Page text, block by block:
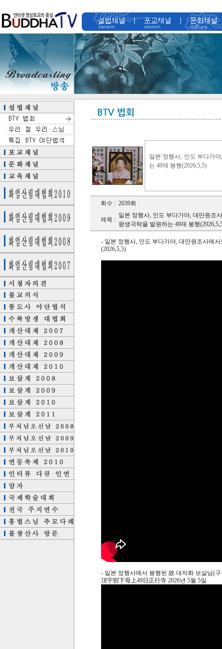
일본 정행사, 인도 부다가
는 49재 봉행(2026,5,5)
회수 : 2039회
제목 :
일본 정행사, 인도 부다가야, 대만원조
왕생극락을 발원하는 49재 봉행
- 일본 정행사, 인도 부다가야, 대만원조사에
(2026,5,5)
- 일본 정행사에서 봉행된 故 대자화 보살님(
頂宇猊下母上49日正行寺 2026년 5월 5일